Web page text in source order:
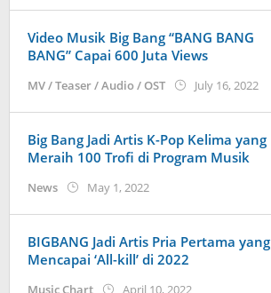
Video Musik Big Bang “BANG BANG
BANG” Capai 600 Juta Views
MV / Teaser / Audio / OST July 16, 2022by
Big Bang Jadi Artis K-Pop Kelima yang
Meraih 100 Trofi di Program Musik
News May 1, 2022by
BIGBANG Jadi Artis Pria Pertama yang
Mencapai ‘All-kill’ di 2022
Music Chart April 10, 2022by